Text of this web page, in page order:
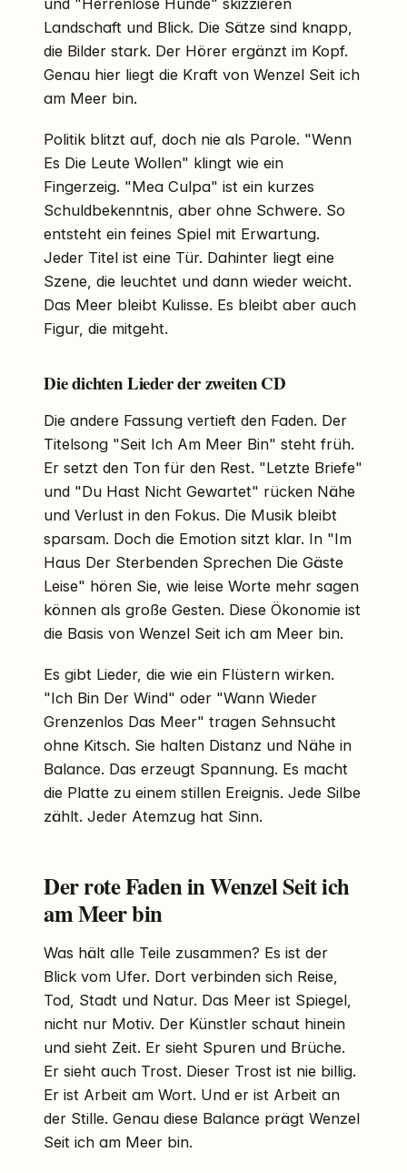
Landschaft und Blick. Die Sätze sind knapp,
die Bilder stark. Der Hörer ergänzt im Kopf.
Genau hier liegt die Kraft von Wenzel Seit ich
am Meer bin.
Politik blitzt auf, doch nie als Parole. "Wenn
Es Die Leute Wollen" klingt wie ein
Fingerzeig. "Mea Culpa" ist ein kurzes
Schuldbekenntnis, aber ohne Schwere. So
entsteht ein feines Spiel mit Erwartung.
Jeder Titel ist eine Tür. Dahinter liegt eine
Szene, die leuchtet und dann wieder weicht.
Das Meer bleibt Kulisse. Es bleibt aber auch
Figur, die mitgeht.
Die dichten Lieder der zweiten CD
Die andere Fassung vertieft den Faden. Der
Titelsong "Seit Ich Am Meer Bin" steht früh.
Er setzt den Ton für den Rest. "Letzte Briefe"
und "Du Hast Nicht Gewartet" rücken Nähe
und Verlust in den Fokus. Die Musik bleibt
sparsam. Doch die Emotion sitzt klar. In "Im
Haus Der Sterbenden Sprechen Die Gäste
Leise" hören Sie, wie leise Worte mehr sagen
können als große Gesten. Diese Ökonomie ist
die Basis von Wenzel Seit ich am Meer bin.
Es gibt Lieder, die wie ein Flüstern wirken.
"Ich Bin Der Wind" oder "Wann Wieder
Grenzenlos Das Meer" tragen Sehnsucht
ohne Kitsch. Sie halten Distanz und Nähe in
Balance. Das erzeugt Spannung. Es macht
die Platte zu einem stillen Ereignis. Jede Silbe
zählt. Jeder Atemzug hat Sinn.
Der rote Faden in Wenzel Seit ich
am Meer bin
Was hält alle Teile zusammen? Es ist der
Blick vom Ufer. Dort verbinden sich Reise,
Tod, Stadt und Natur. Das Meer ist Spiegel,
nicht nur Motiv. Der Künstler schaut hinein
und sieht Zeit. Er sieht Spuren und Brüche.
Er sieht auch Trost. Dieser Trost ist nie billig.
Er ist Arbeit am Wort. Und er ist Arbeit an
der Stille. Genau diese Balance prägt Wenzel
Seit ich am Meer bin.